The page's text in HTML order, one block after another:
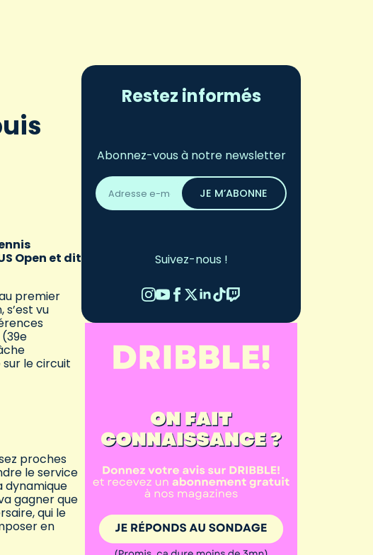
Open et dit
premier
s’est vu
sur le circuit
proches
le service
dynamique
gagner que
qui le
en
Restez informés
Abonnez-vous à notre newsletter
Adresse
email
*
JE M’ABONNE
Suivez-nous !